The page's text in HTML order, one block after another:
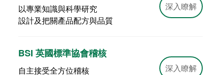
以專業知識與科學研究
設計及把關產品配方與品質
深入瞭解
BSI 英國標準協會稽核
自主接受全方位稽核
深入瞭解